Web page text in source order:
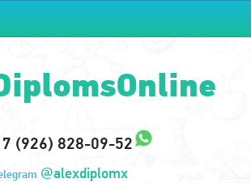
(926) 828-09-52
@alexdiplomx